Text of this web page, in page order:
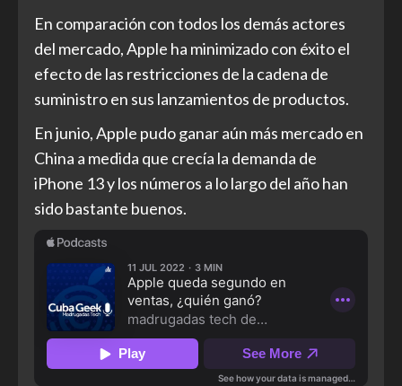
En comparación con todos los demás actores
del mercado, Apple ha minimizado con éxito el
efecto de las restricciones de la cadena de
suministro en sus lanzamientos de productos.
En junio, Apple pudo ganar aún más mercado en
China a medida que crecía la demanda de
iPhone 13 y los números a lo largo del año han
sido bastante buenos.